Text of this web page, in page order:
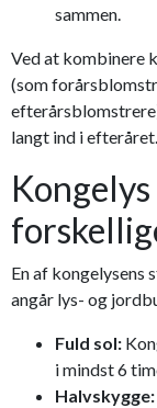
sammen.
Ved at kombinere
(som
langt ind i efteråret.
En af kongelysens
angår lys- og
Fuld sol:
i mindst 6
Halvskygge: